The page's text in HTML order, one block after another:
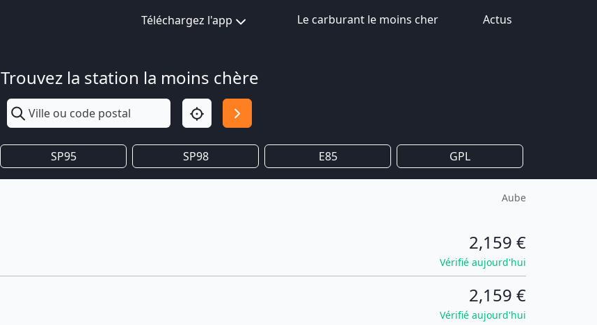
Téléchargez l'app Le carburant le moins cher Actus
Trouvez la station la moins chère
SP95 SP98 E85 GPL
Aube
2,159 €
Vérifié aujourd'hui
2,159 €
Vérifié aujourd'hui